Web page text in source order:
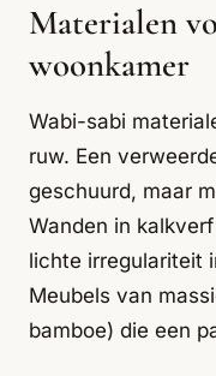
Materialen
woonkamer
Wabi-sabi
ruw. Een
geschuurd, maar
Wanden in
lichte irregulariteit
Meubels van
bamboe) die een